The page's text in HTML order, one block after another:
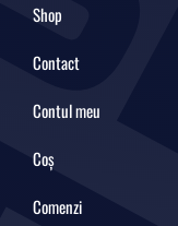
Shop
Contact
Contul meu
Coș
Comenzi